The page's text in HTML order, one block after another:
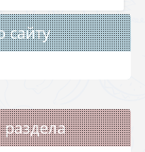
сайту
раздела